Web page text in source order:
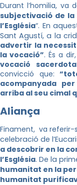
Durant l’homilia, va
subjectivació de
l’Església“. En
Sant Agustí, a la
advertir la
la vocació”. És a dir,
vocació
convicció que:
acompanyada
arriba al seu cimal
Aliança
Finament, va referir-
celebració de
a descobrir en la
l’Església. De la
humanitat en la
humanitat